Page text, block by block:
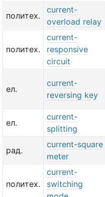
политех.
current-
overload relay
политех.
current-
responsive
circuit
ел.
current-
reversing key
ел.
current-
splitting
рад.
current-square
meter
политех.
current-
switching